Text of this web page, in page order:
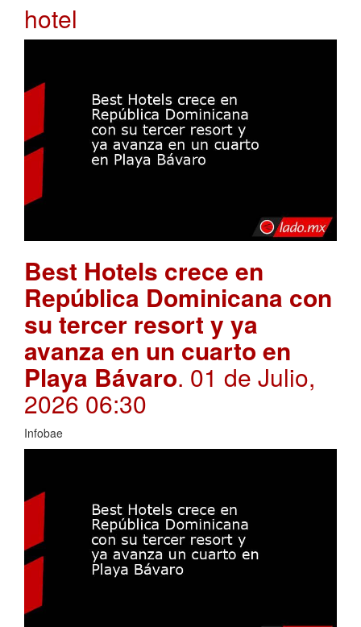
hotel
Best Hotels crece en
República Dominicana con
su tercer resort y ya
avanza en un cuarto en
Playa Bávaro. 01 de Julio,
2026 06:30
Infobae